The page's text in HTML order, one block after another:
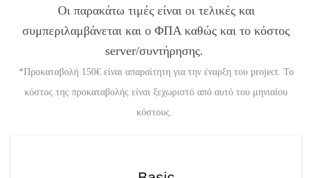
Οι παρακάτω τιμές είναι οι τελικές και
συμπεριλαμβάνεται και ο ΦΠΑ καθώς και το κόστος
server/συντήρησης.
*Προκαταβολή 150€ είναι απαραίτητη για την έναρξη του project. Το
κόστος της προκαταβολής είναι ξεχωριστό από αυτό του μηνιαίου
κόστους.